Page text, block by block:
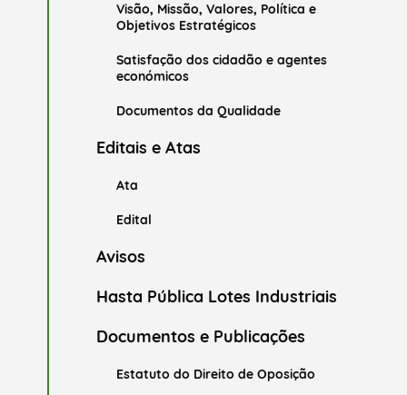
Visão, Missão, Valores, Política e
Objetivos Estratégicos
Satisfação dos cidadão e agentes
económicos
Documentos da Qualidade
Editais e Atas
Ata
Edital
Avisos
Hasta Pública Lotes Industriais
Documentos e Publicações
Estatuto do Direito de Oposição